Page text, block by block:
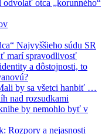
odvolať otca „korunného“
Najvyššieho súdu SR
marí spravodlivosť
a dôstojnosti, to
by sa všetci hanbiť …
nad rozsudkami
by nemohlo byť v
Rozpory a nejasnosti